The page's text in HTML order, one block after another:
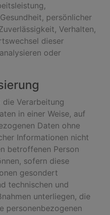
persönlicher
Verhalten,
dieser
oder
die Verarbeitung
in einer Weise, auf
Daten ohne
Informationen nicht
betroffenen Person
sofern diese
gesondert
technischen und
unterliegen, die
personenbezogenen